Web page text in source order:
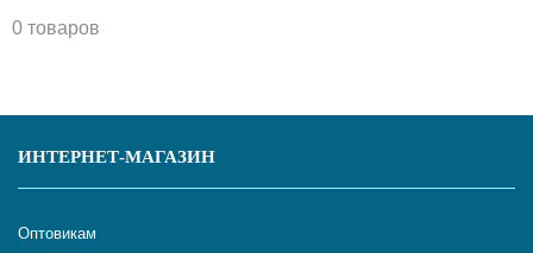
0 товаров
ИНТЕРНЕТ-МАГАЗИН
Оптовикам